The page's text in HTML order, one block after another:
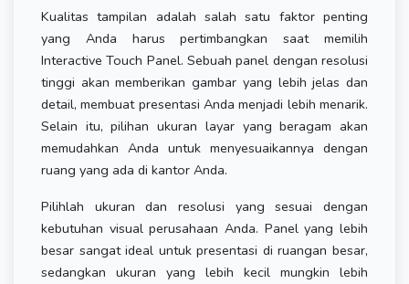
Kualitas tampilan adalah salah satu faktor penting
yang Anda harus pertimbangkan saat memilih
Interactive Touch Panel. Sebuah panel dengan resolusi
tinggi akan memberikan gambar yang lebih jelas dan
detail, membuat presentasi Anda menjadi lebih menarik.
Selain itu, pilihan ukuran layar yang beragam akan
memudahkan Anda untuk menyesuaikannya dengan
ruang yang ada di kantor Anda.
Pilihlah ukuran dan resolusi yang sesuai dengan
kebutuhan visual perusahaan Anda. Panel yang lebih
besar sangat ideal untuk presentasi di ruangan besar,
sedangkan ukuran yang lebih kecil mungkin lebih